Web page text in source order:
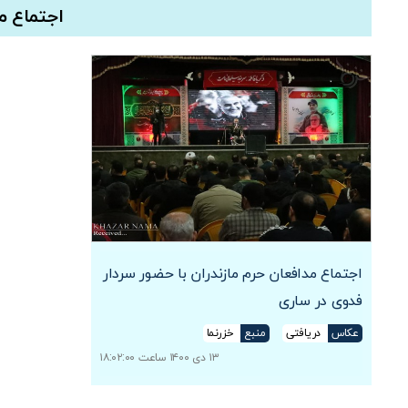
اجتماع
اجتماع مدافعان حرم مازندران با حضور سردار
فدوی در ساری
عکاس دریافتی منبع
خزرنما
۱۳ دی ۱۴۰۰ ساعت ۱۸:۰۲:۰۰